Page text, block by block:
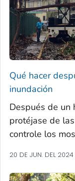
Qué hacer
inundación
Después de un
protéjase de
controle los
20 DE JUN. DEL 2024